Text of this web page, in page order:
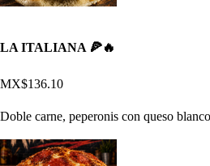
LA ITALIANA 🍕🔥
MX$136.10
Doble carne, peperonis con queso